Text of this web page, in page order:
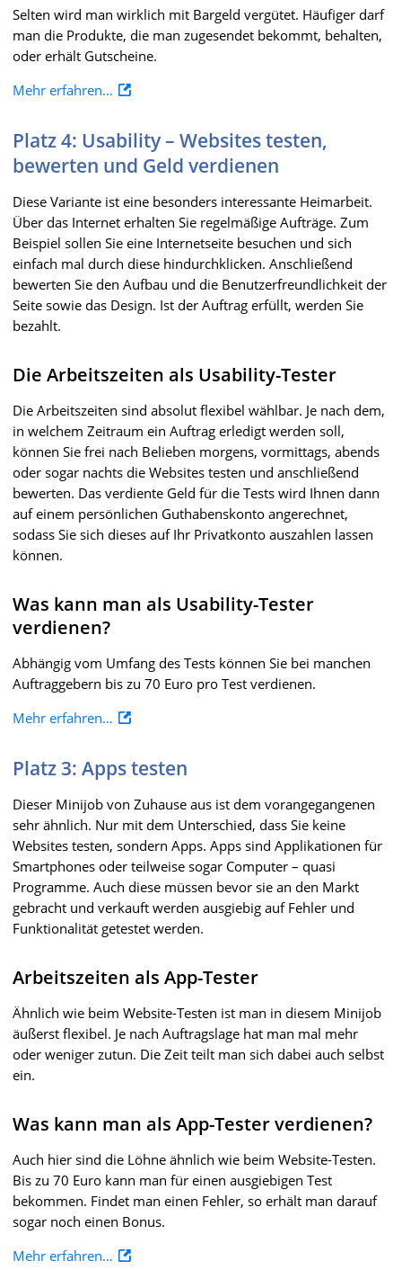
Selten wird man wirklich mit Bargeld vergütet. Häufiger darf
man die Produkte, die man zugesendet bekommt, behalten,
oder erhält Gutscheine.
Mehr erfahren…
Platz 4: Usability – Websites testen,
bewerten und Geld verdienen
Diese Variante ist eine besonders interessante Heimarbeit.
Über das Internet erhalten Sie regelmäßige Aufträge. Zum
Beispiel sollen Sie eine Internetseite besuchen und sich
einfach mal durch diese hindurchklicken. Anschließend
bewerten Sie den Aufbau und die Benutzerfreundlichkeit der
Seite sowie das Design. Ist der Auftrag erfüllt, werden Sie
bezahlt.
Die Arbeitszeiten als Usability-Tester
Die Arbeitszeiten sind absolut flexibel wählbar. Je nach dem,
in welchem Zeitraum ein Auftrag erledigt werden soll,
können Sie frei nach Belieben morgens, vormittags, abends
oder sogar nachts die Websites testen und anschließend
bewerten. Das verdiente Geld für die Tests wird Ihnen dann
auf einem persönlichen Guthabenskonto angerechnet,
sodass Sie sich dieses auf Ihr Privatkonto auszahlen lassen
können.
Was kann man als Usability-Tester
verdienen?
Abhängig vom Umfang des Tests können Sie bei manchen
Auftraggebern bis zu 70 Euro pro Test verdienen.
Mehr erfahren…
Platz 3: Apps testen
Dieser Minijob von Zuhause aus ist dem vorangegangenen
sehr ähnlich. Nur mit dem Unterschied, dass Sie keine
Websites testen, sondern Apps. Apps sind Applikationen für
Smartphones oder teilweise sogar Computer – quasi
Programme. Auch diese müssen bevor sie an den Markt
gebracht und verkauft werden ausgiebig auf Fehler und
Funktionalität getestet werden.
Arbeitszeiten als App-Tester
Ähnlich wie beim Website-Testen ist man in diesem Minijob
äußerst flexibel. Je nach Auftragslage hat man mal mehr
oder weniger zutun. Die Zeit teilt man sich dabei auch selbst
ein.
Was kann man als App-Tester verdienen?
Auch hier sind die Löhne ähnlich wie beim Website-Testen.
Bis zu 70 Euro kann man für einen ausgiebigen Test
bekommen. Findet man einen Fehler, so erhält man darauf
sogar noch einen Bonus.
Mehr erfahren…